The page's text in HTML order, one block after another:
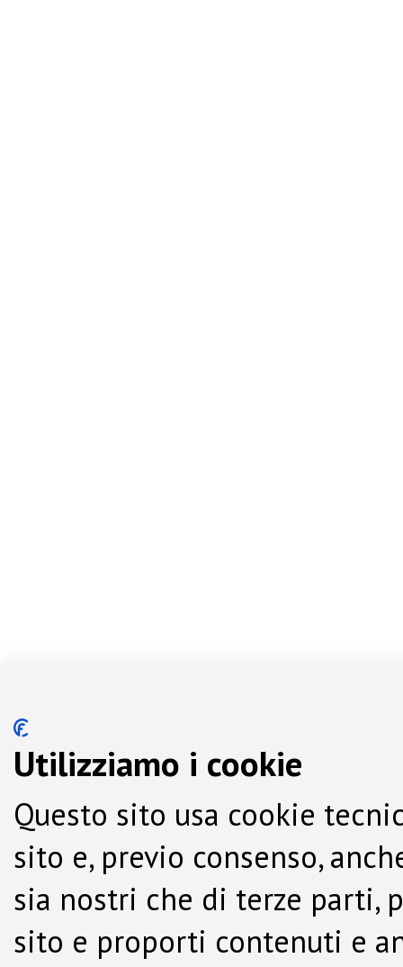
Utilizziamo i cookie
Questo sito usa cookie
sito e, previo consenso,
sia nostri che di terze parti,
sito e proporti contenuti e